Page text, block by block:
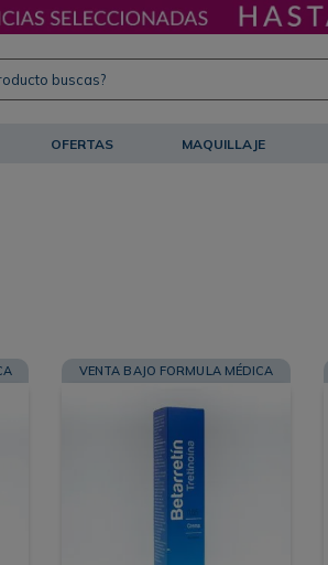
buscas?
OFERTAS MAQUILLAJE
VENTA BAJO FORMULA MÉDICA